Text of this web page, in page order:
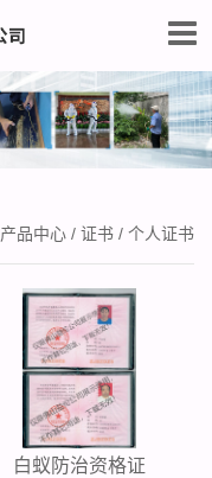
产品中心 / 证书 / 个人证书
白蚁防治资格证